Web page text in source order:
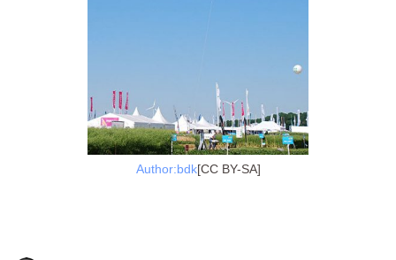
Author:bdk[CC BY-SA]